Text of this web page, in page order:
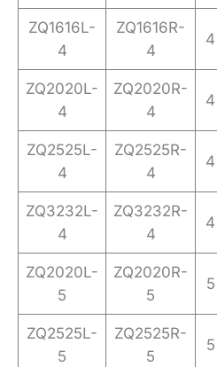
ZQ1616L-
4
ZQ1616R-
4
4
ZQ2020L-
4
ZQ2020R-
4
4
ZQ2525L-
4
ZQ2525R-
4
4
ZQ3232L-
4
ZQ3232R-
4
4
ZQ2020L-
5
ZQ2020R-
5
5
ZQ2525L-
5
ZQ2525R-
5
5